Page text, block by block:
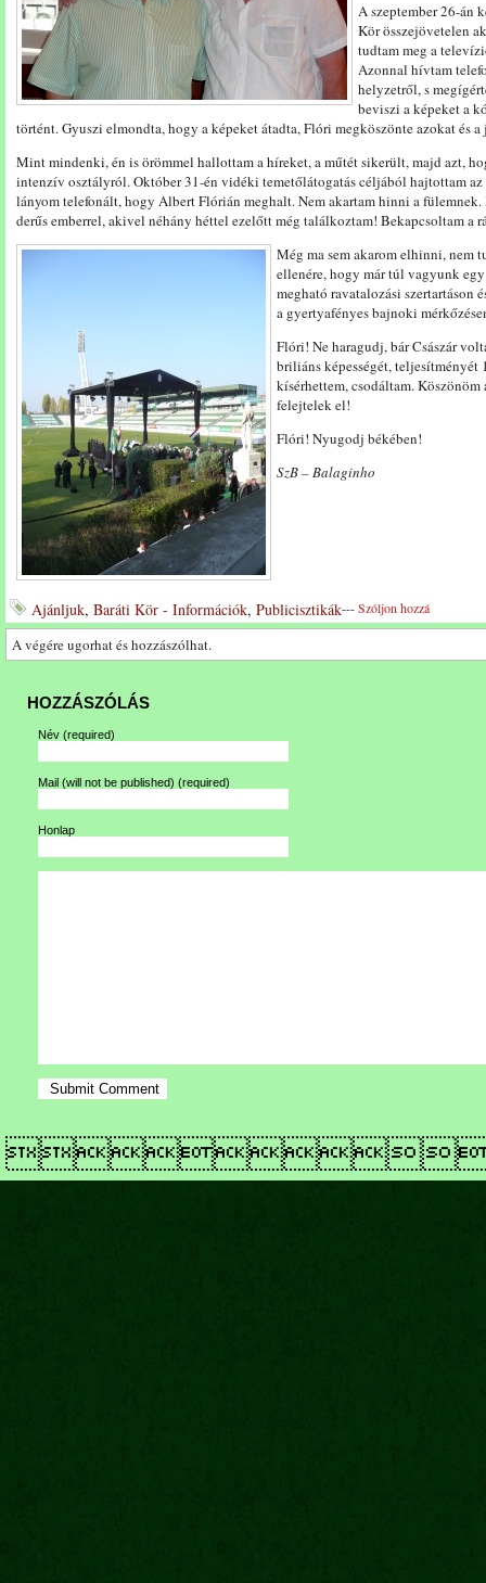
A szeptember 26-án
Kör összejövetelen
tudtam meg a
Azonnal hívtam
helyzetről, s
beviszi a képeket a
történt. Gyuszi elmondta, hogy a képeket átadta, Flóri megköszönte azokat és
Mint mindenki, én is örömmel hallottam a híreket, a műtét sikerült, majd azt,
intenzív osztályról. Október 31-én vidéki temetőlátogatás céljából hajtottam az
lányom telefonált, hogy Albert Flórián meghalt. Nem akartam hinni a
derűs emberrel, akivel néhány héttel ezelőtt még találkoztam! Bekapcsoltam
Még ma sem akarom elhinni, nem
ellenére, hogy már túl vagyunk
megható ravatalozási szertartáson
a gyertyafényes bajnoki
Flóri! Ne haragudj, bár Császár
briliáns képességét, teljesítményét
kísérhettem, csodáltam.
felejtelek el!
Flóri! Nyugodj békében!
SzB – Balaginho
Ajánljuk, Baráti Kör - Információk, Publicisztikák---Szóljon hozzá
A végére ugorhat és hozzászólhat.
HOZZÁSZÓLÁS
Név (required)
Mail (will not be published) (required)
Honlap